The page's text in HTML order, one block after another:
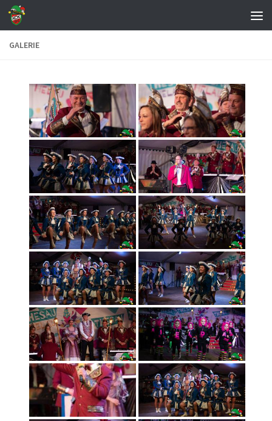
Zum Inhalt springen
GALERIE